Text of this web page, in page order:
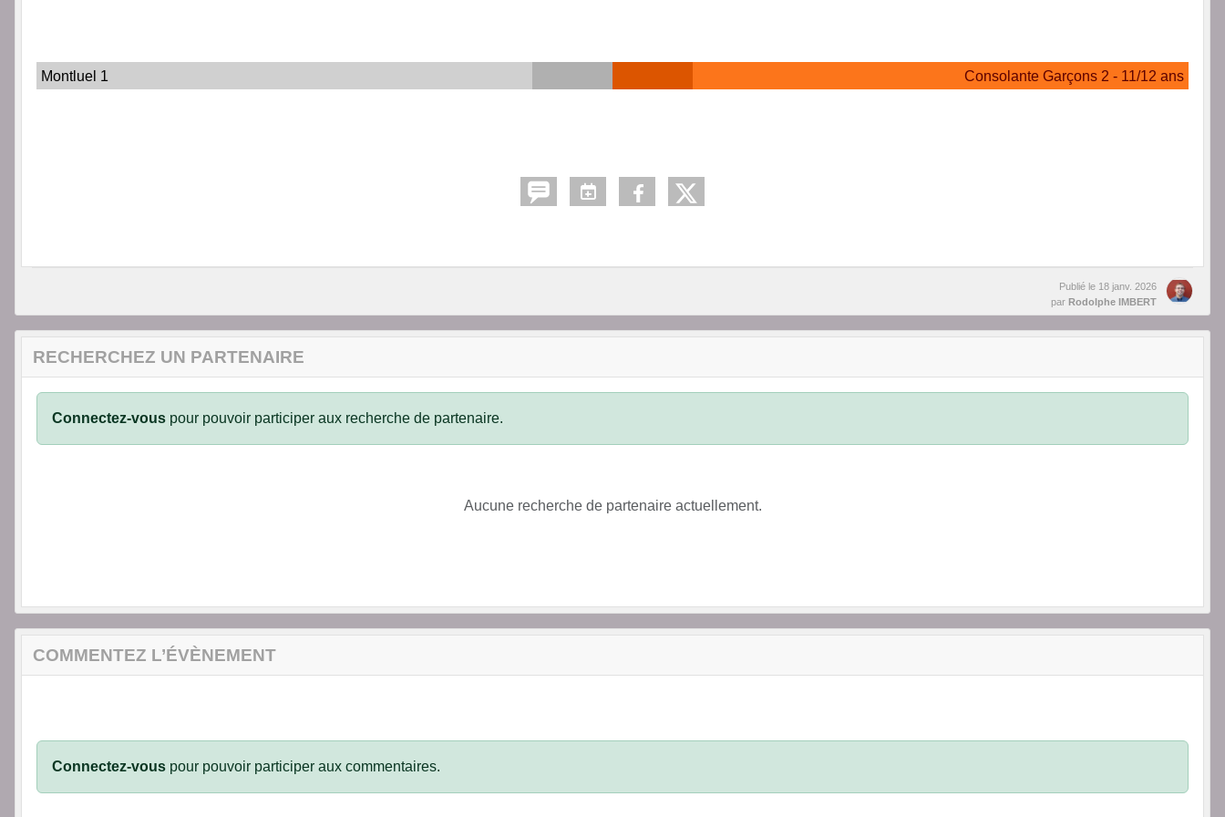
Montluel 1 Consolante Garçons 2 - 11/12 ans
Publié le 18 janv. 2026
par Rodolphe IMBERT
RECHERCHEZ UN PARTENAIRE
Connectez-vous pour pouvoir participer aux recherche de partenaire.
Aucune recherche de partenaire actuellement.
COMMENTEZ L’ÉVÈNEMENT
Connectez-vous pour pouvoir participer aux commentaires.